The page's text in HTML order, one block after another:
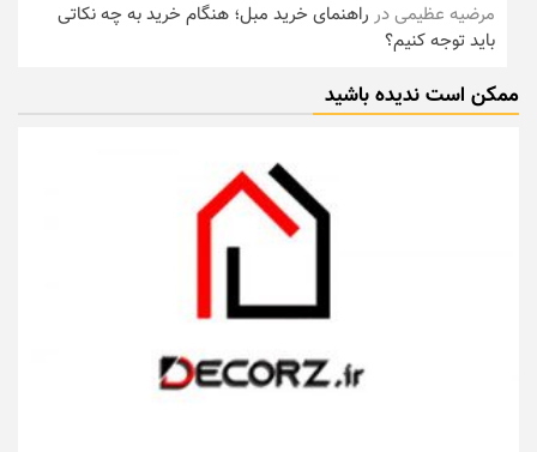
مرضیه عظیمیدر راهنمای خرید مبل؛ هنگام خرید به چه نکاتی
باید توجه کنیم؟
ممکن است ندیده باشید